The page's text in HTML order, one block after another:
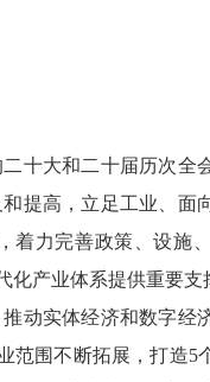
大和二十届历次全
提高，立足工业、面
着力完善政策、设施
产业体系提供重要支
动实体经济和数字经
范围不断拓展，打造5